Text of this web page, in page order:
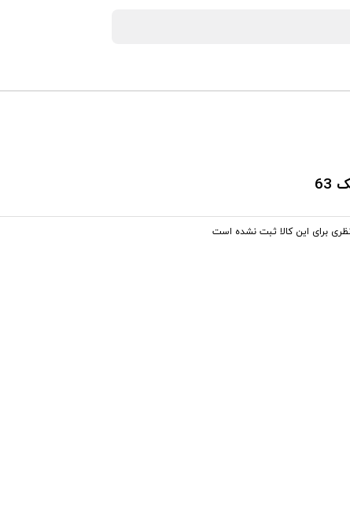
برای این کالا ثبت نشده است